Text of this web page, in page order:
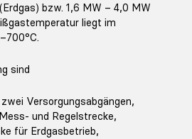
bzw. 1,6 MW – 4,0 MW
liegt im
sind
Versorgungsabgängen,
und Regelstrecke,
für Erdgasbetrieb,